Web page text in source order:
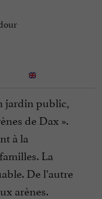
jardin public,
de Dax ».
à la
La
De l’autre
arènes.